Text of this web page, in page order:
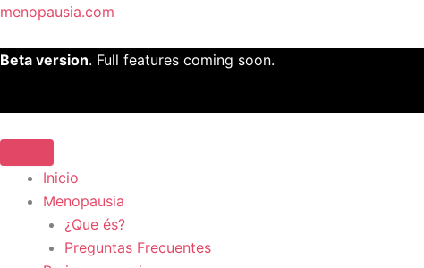
Ir
contenido
menopausia.com
Beta version. Full features coming soon.
Inicio
Menopausia
¿Que és?
Preguntas Frecuentes